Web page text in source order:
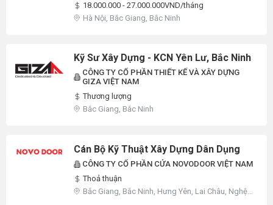
18.000.000 - 27.000.000VND/tháng
Hà Nội, Bắc Giang, Bắc Ninh
Kỹ Sư Xây Dựng - KCN Yên Lư, Bắc Ninh
CÔNG TY CỔ PHẦN THIẾT KẾ VÀ XÂY DỰNG
GIZA VIỆT NAM
Thương lượng
Bắc Giang, Bắc Ninh
Cán Bộ Kỹ Thuật Xây Dựng Dân Dụng
CÔNG TY CỔ PHẦN CỬA NOVODOOR VIỆT NAM
Thoả thuận
Bắc Giang, Bắc Ninh, Hưng Yên, Lai Châu, Nghệ